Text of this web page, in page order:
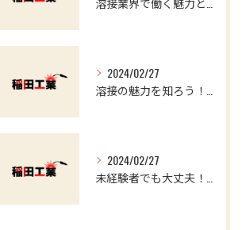
2024/02/27
2024/02/27